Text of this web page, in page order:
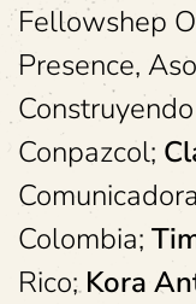
Fellowshep
Presence,
Conpazcol;
Colombia;
Rico;Kora